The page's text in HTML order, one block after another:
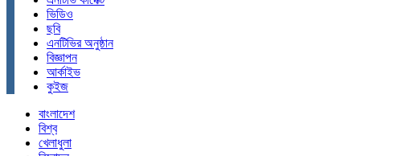
ভিডিও
ছবি
এনটিভির অনুষ্ঠান
বিজ্ঞাপন
আর্কাইভ
কুইজ
বাংলাদেশ
বিশ্ব
খেলাধুলা